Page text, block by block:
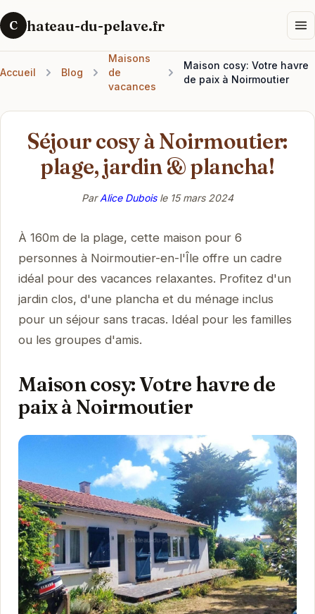
C hateau-du-pelave.fr
Accueil Blog
Maisons
de
vacances
Maison cosy: Votre havre
de paix à Noirmoutier
Séjour cosy à Noirmoutier:
plage, jardin & plancha!
ParAlice Duboisle 15 mars 2024
À 160m de la plage, cette maison pour 6
personnes à Noirmoutier-en-l'Île offre un cadre
idéal pour des vacances relaxantes. Profitez d'un
jardin clos, d'une plancha et du ménage inclus
pour un séjour sans tracas. Idéal pour les familles
ou les groupes d'amis.
Maison cosy: Votre havre de
paix à Noirmoutier